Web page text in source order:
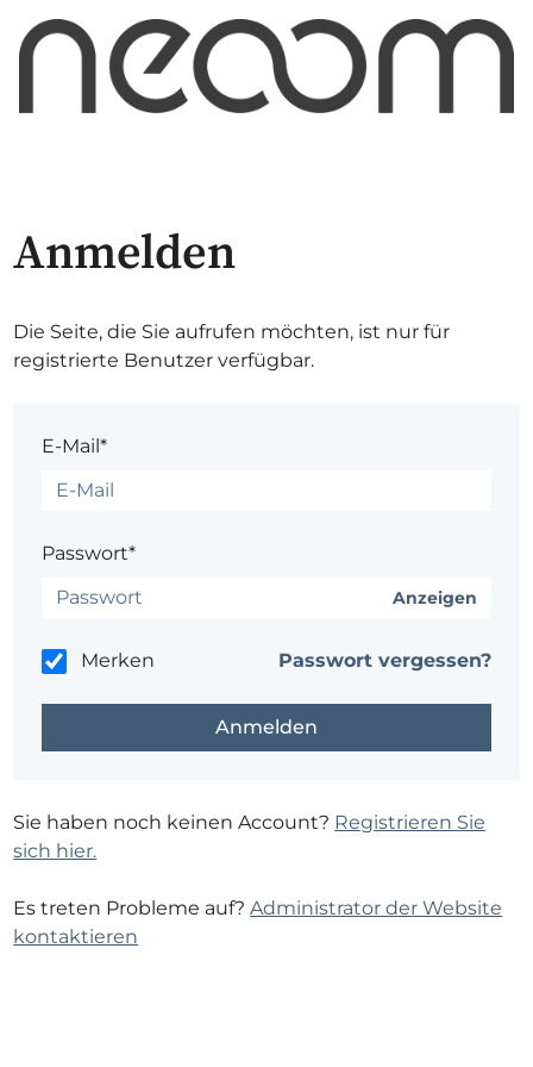
Anmelden
Die Seite, die Sie aufrufen möchten, ist nur für
registrierte Benutzer verfügbar.
E-Mail*
Passwort*
Anzeigen
Merken Passwort vergessen?
Sie haben noch keinen Account? Registrieren Sie
sich hier.
Es treten Probleme auf?Administrator der Website
kontaktieren